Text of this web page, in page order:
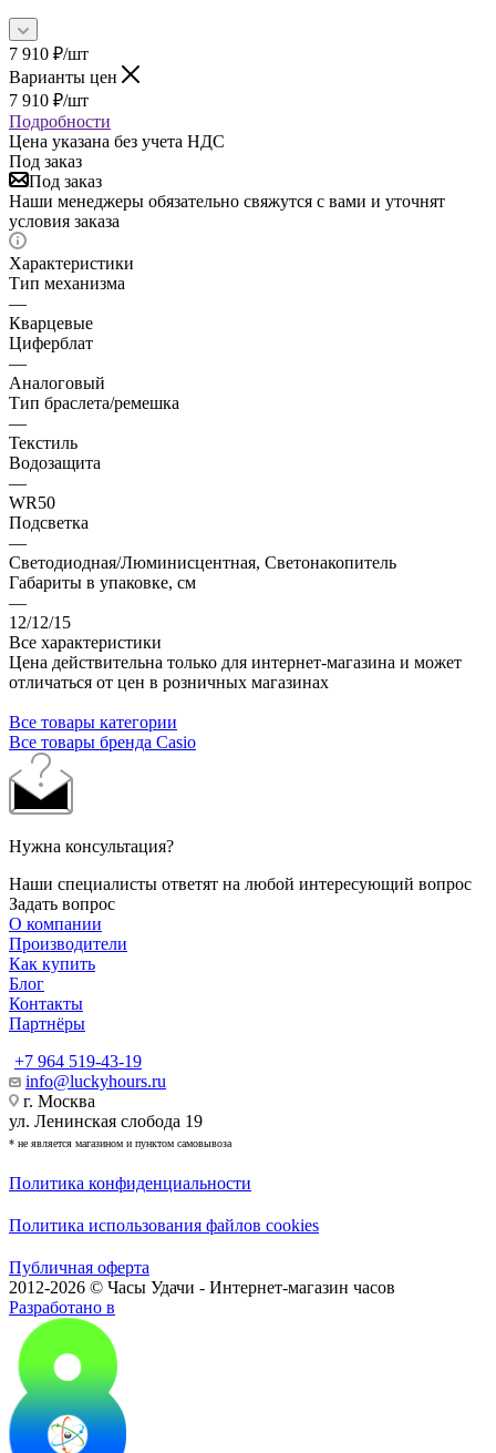
7 910 ₽/шт
Варианты цен
7 910 ₽/шт
Подробности
Цена указана без учета НДС
Под заказ
Под заказ
Наши менеджеры обязательно свяжутся с вами и уточнят
условия заказа
Характеристики
Тип механизма
—
Кварцевые
Циферблат
—
Аналоговый
Тип браслета/ремешка
—
Текстиль
Водозащита
—
WR50
Подсветка
—
Светодиодная/Люминисцентная, Светонакопитель
Габариты в упаковке, см
—
12/12/15
Все характеристики
Цена действительна только для интернет-магазина и может
отличаться от цен в розничных магазинах
Все товары категории
Все товары бренда Casio
Нужна консультация?
Наши специалисты ответят на любой интересующий вопрос
Задать вопрос
О компании
Производители
Как купить
Блог
Контакты
Партнёры
+7 964 519-43-19
info@luckyhours.ru
г. Москва
ул. Ленинская слобода 19
* не является магазином и пунктом самовывоза
Политика конфиденциальности
Политика использования файлов cookies
Публичная оферта
2012-2026 © Часы Удачи - Интернет-магазин часов
Разработано в